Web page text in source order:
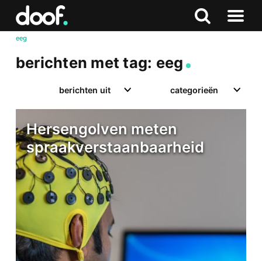
Zoeken
Naar
eeg
berichten met tag: eeg
berichten uit categorieën
Hersengolven meten
spraakverstaanbaarheid
Doof.nl
Zoeken